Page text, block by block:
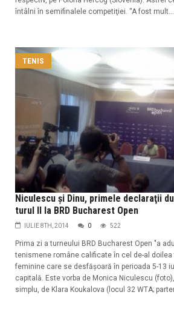
întâlni în semifinalele competiţiei. “A fost mult...
TENIS
Niculescu şi Dinu, primele declaraţii
turul II la BRD Bucharest Open
IULIE 8TH, 2014 0 522
Prima zi a turneului BRD Bucharest Open "a
tenismene române calificate în cel de-al
feminine care se desfăşoară în perioada 5-13
capitală. Este vorba de Monica Niculescu
simplu, de Klara Koukalova (locul 32 WTA;